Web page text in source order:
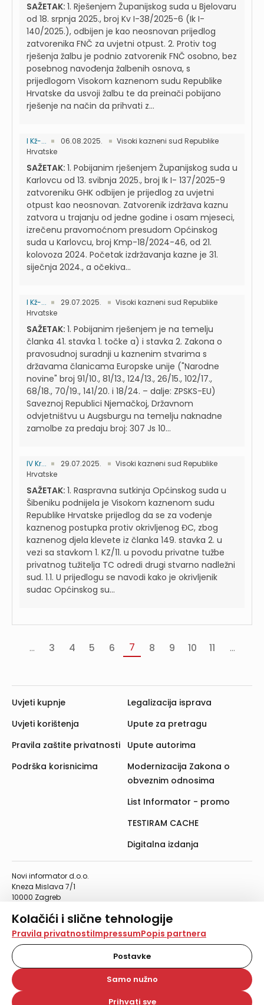
Kolačići i slične tehnologije
Na našoj web stranici koristimo kolačiće i slične
tehnologije za pohranu, čitanje i obradu informacija na
vašem uređaju. Time poboljšavamo korisničko iskustvo,
analiziramo promet na stranici te prikazujemo sadržaje i
oglase koji vas zanimaju. Korisnički profili mogu se kreirati
na više web stranica i uređaja u tu svrhu. Naši partneri
također koriste ove tehnologije.
Pravila privatnostiImpressumPopis partnera
Postavke
Samo nužno
Prihvati sve
SAŽETAK: 1. Rješenjem Županijskog suda u Bjelovaru
od 18. srpnja 2025., broj Kv I-38/2025-6 (Ik I-
140/2025.), odbijen je kao neosnovan prijedlog
zatvorenika FNČ za uvjetni otpust. 2. Protiv tog
rješenja žalbu je podnio zatvorenik FNČ osobno, bez
posebnog navođenja žalbenih osnova, s
prijedlogom Visokom kaznenom sudu Republike
Hrvatske da usvoji žalbu te da preinači pobijano
rješenje na način da prihvati z...
I Kž-... 06.08.2025.
Visoki kazneni sud Republike
Hrvatske
SAŽETAK: 1. Pobijanim rješenjem Županijskog suda u
Karlovcu od 13. svibnja 2025., broj Ik I- 137/2025-9
zatvoreniku GHK odbijen je prijedlog za uvjetni
otpust kao neosnovan. Zatvorenik izdržava kaznu
zatvora u trajanju od jedne godine i osam mjeseci,
izrečenu pravomoćnom presudom Općinskog
suda u Karlovcu, broj Kmp-18/2024-46, od 21.
kolovoza 2024. Početak izdržavanja kazne je 31.
siječnja 2024., a očekiva...
I Kž-... 29.07.2025.
Visoki kazneni sud Republike
Hrvatske
SAŽETAK: 1. Pobijanim rješenjem je na temelju
članka 41. stavka 1. točke a) i stavka 2. Zakona o
pravosudnoj suradnji u kaznenim stvarima s
državama članicama Europske unije ("Narodne
novine" broj 91/10., 81/13., 124/13., 26/15., 102/17.,
68/18., 70/19., 141/20. i 18/24. – dalje: ZPSKS-EU)
Saveznoj Republici Njemačkoj, Državnom
odvjetništvu u Augsburgu na temelju naknadne
zamolbe za predaju broj: 307 Js 10...
IV Kr... 29.07.2025.
Visoki kazneni sud Republike
Hrvatske
SAŽETAK: 1. Raspravna sutkinja Općinskog suda u
Šibeniku podnijela je Visokom kaznenom sudu
Republike Hrvatske prijedlog da se za vođenje
kaznenog postupka protiv okrivljenog ĐC, zbog
kaznenog djela klevete iz članka 149. stavka 2. u
vezi sa stavkom 1. KZ/11. u povodu privatne tužbe
privatnog tužitelja TC odredi drugi stvarno nadležni
sud. 1.1. U prijedlogu se navodi kako je okrivljenik
sudac Općinskog su...
... 3 4 5 6 7 8 9 10 11 ...
Novi informator d.o.o.
Kneza Mislava 7/1
10000 Zagreb
Telefaks: 01/4612-553
info@informator.hr
PRATITE NAS:
Uvjeti kupnje
Uvjeti korištenja
Pravila zaštite privatnosti
Podrška korisnicima
Legalizacija isprava
Upute za pretragu
Upute autorima
Modernizacija Zakona o
obveznim odnosima
List Informator - promo
TESTIRAM CACHE
Digitalna izdanja
© 2026. Novi informator d.o.o. Sva prava zadržana.